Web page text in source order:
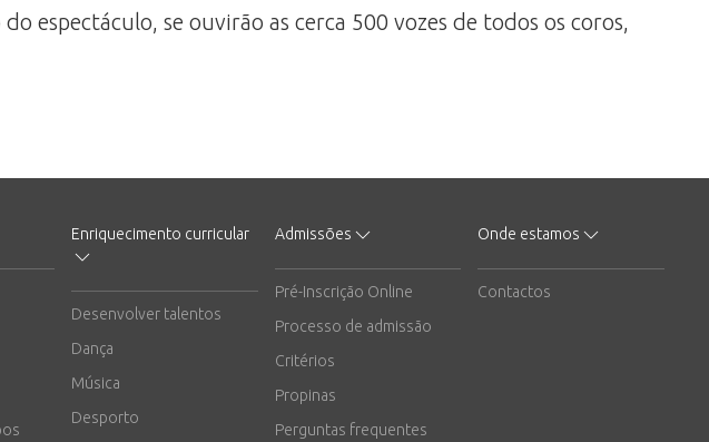
espectáculo, se ouvirão as cerca 500 vozes de todos os coros,
Enriquecimento curricular
Desenvolver talentos
Dança
Música
Desporto
Admissões
Pré-Inscrição Online
Processo de admissão
Critérios
Propinas
Perguntas frequentes
Onde estamos
Contactos